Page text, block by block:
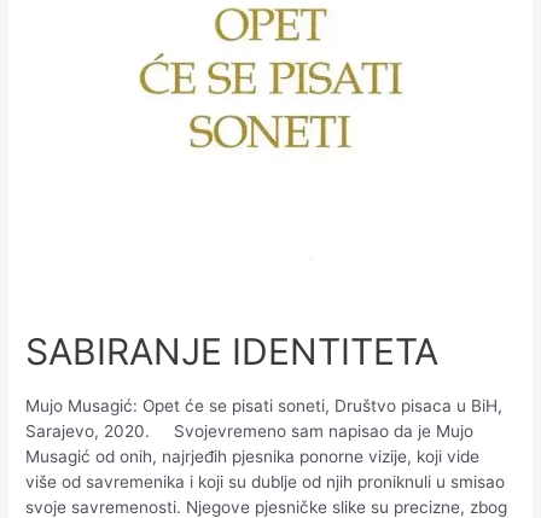
SABIRANJE IDENTITETA
Mujo Musagić: Opet će se pisati soneti, Društvo pisaca u BiH,
Sarajevo, 2020. Svojevremeno sam napisao da je Mujo
Musagić od onih, najrjeđih pjesnika ponorne vizije, koji vide
više od savremenika i koji su dublje od njih proniknuli u smisao
svoje savremenosti. Njegove pjesničke slike su precizne, zbog